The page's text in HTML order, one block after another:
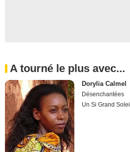
A tourné le plus avec...
Dorylia Calmel
Désenchantées
Un Si Grand Soleil